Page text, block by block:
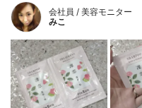
会社員 / 美容モニター
みこ